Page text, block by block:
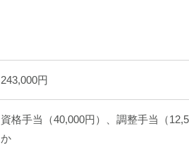
243,000円
資格手当（40,000円）、調整手当（
か